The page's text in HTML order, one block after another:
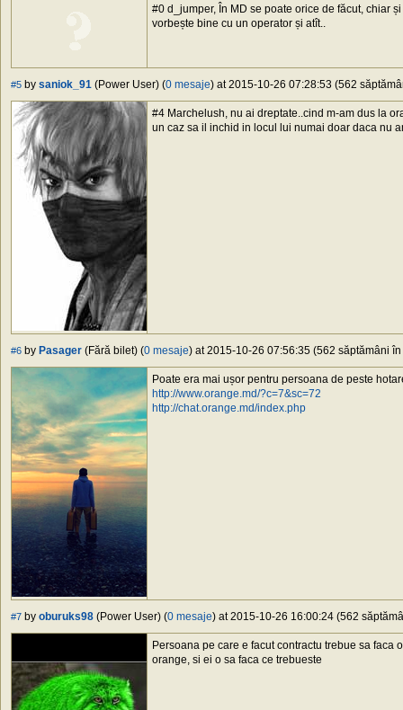
#0 d_jumper, În MD se poate orice de făcut, chiar
vorbește bine cu un operator și atît..
#5 by saniok_91 (Power User) (0 mesaje) at 2015-10-26 07:28:53 (562
#4 Marchelush, nu ai dreptate..cind m-am dus la
un caz sa il inchid in locul lui numai doar daca nu
#6 by Pasager (Fără bilet) (0 mesaje) at 2015-10-26 07:56:35 (562 săptămâni în
Poate era mai ușor pentru persoana de peste
http://www.orange.md/?c=7&sc=72
http://chat.orange.md/index.php
#7 by oburuks98 (Power User) (0 mesaje) at 2015-10-26 16:00:24 (562
Persoana pe care e facut contractu trebue sa
orange, si ei o sa faca ce trebueste